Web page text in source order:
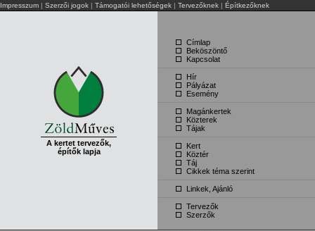
Impresszum | Szerzői jogok | Támogatói lehetőségek | Tervezőknek | Építkezőknek
A kertet tervezők,
építők lapja
Címlap
Beköszöntő
Kapcsolat
Hír
Pályázat
Esemény
Magánkertek
Közterek
Tájak
Kert
Köztér
Táj
Cikkek téma szerint
Linkek, Ajánló
Tervezők
Szerzők